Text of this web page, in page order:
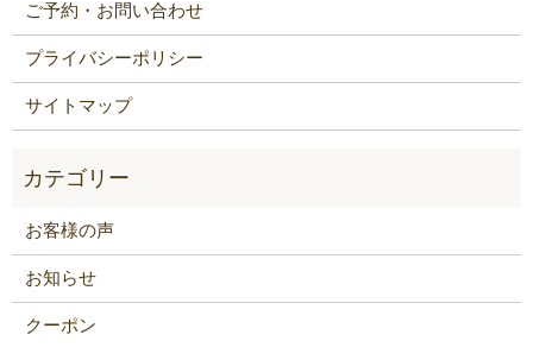
ご予約・お問い合わせ
プライバシーポリシー
サイトマップ
お客様の声
お知らせ
クーポン